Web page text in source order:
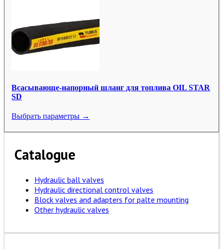
Всасывающе-напорный шланг для топлива OIL STAR
SD
Выбрать параметры →
Catalogue
Hydraulic ball valves
Hydraulic directional control valves
Block valves and adapters for palte mounting
Other hydraulic valves